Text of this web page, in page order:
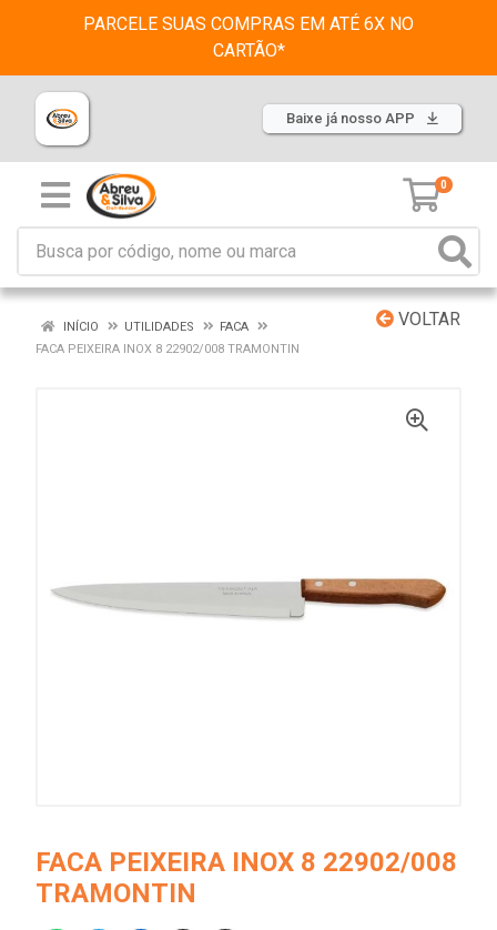
PARCELE SUAS COMPRAS EM ATÉ 6X NO
CARTÃO*
Baixe já nosso APP
0
VOLTAR
INÍCIO UTILIDADES
FACA
FACA PEIXEIRA INOX 8 22902/008 TRAMONTIN
FACA PEIXEIRA INOX 8 22902/008
TRAMONTIN